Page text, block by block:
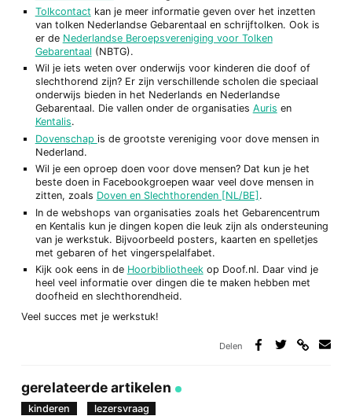
Tolkcontact kan je meer informatie geven over het inzetten
van tolken Nederlandse Gebarentaal en schrijftolken. Ook is
er de Nederlandse Beroepsvereniging voor Tolken
Gebarentaal (NBTG).
Wil je iets weten over onderwijs voor kinderen die doof of
slechthorend zijn? Er zijn verschillende scholen die speciaal
onderwijs bieden in het Nederlands en Nederlandse
Gebarentaal. Die vallen onder de organisaties Auris en
Kentalis.
Dovenschap is de grootste vereniging voor dove mensen in
Nederland.
Wil je een oproep doen voor dove mensen? Dat kun je het
beste doen in Facebookgroepen waar veel dove mensen in
zitten, zoals Doven en Slechthorenden [NL/BE] .
In de webshops van organisaties zoals het Gebarencentrum
en Kentalis kun je dingen kopen die leuk zijn als ondersteuning
van je werkstuk. Bijvoorbeeld posters, kaarten en spelletjes
met gebaren of het vingerspelalfabet.
Kijk ook eens in de Hoorbibliotheekop Doof.nl. Daar vind je
heel veel informatie over dingen die te maken hebben met
doofheid en slechthorendheid.
Veel succes met je werkstuk!
Delen
gerelateerde artikelen
kinderen lezersvraag